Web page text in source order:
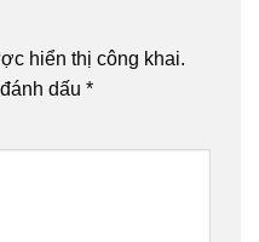
hiển thị công khai.
dấu *